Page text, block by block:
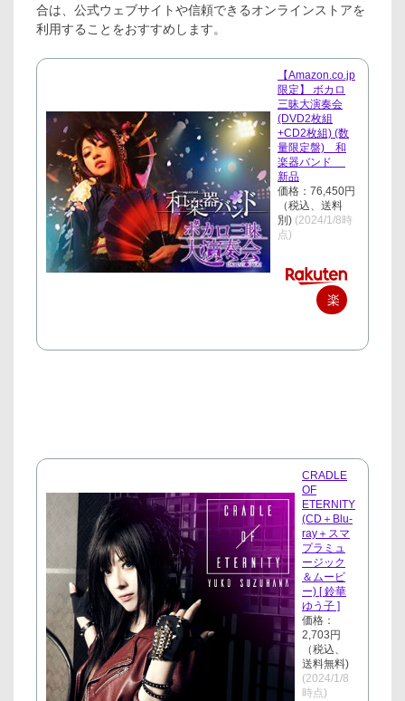
合は、公式ウェブサイトや信頼できるオンラインストアを
利用することをおすすめします。
【Amazon.co.jp
限定】 ボカロ
三昧大演奏会
(DVD2枚組
+CD2枚組) (数
量限定盤) 和
楽器バンド
新品
価格：76,450円
（税込、送料
別) (2024/1/8時
点)
楽
CRADLE
OF
ETERNITY
(CD＋Blu-
ray＋スマ
プラミュ
ージック
＆ムービ
ー) [ 鈴華
ゆう子 ]
価格：
2,703円
（税込、
送料無料)
(2024/1/8
時点)